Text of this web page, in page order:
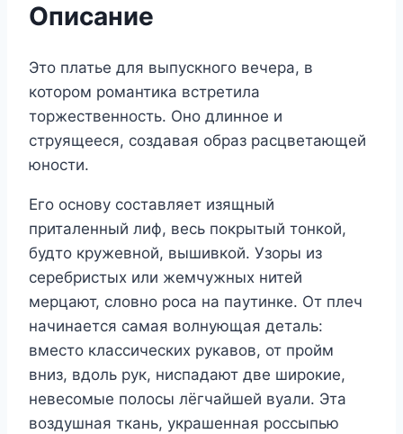
Описание
Это платье для выпускного вечера, в
котором романтика встретила
торжественность. Оно длинное и
струящееся, создавая образ расцветающей
юности.
Его основу составляет изящный
приталенный лиф, весь покрытый тонкой,
будто кружевной, вышивкой. Узоры из
серебристых или жемчужных нитей
мерцают, словно роса на паутинке. От плеч
начинается самая волнующая деталь:
вместо классических рукавов, от пройм
вниз, вдоль рук, ниспадают две широкие,
невесомые полосы лёгчайшей вуали. Эта
воздушная ткань, украшенная россыпью